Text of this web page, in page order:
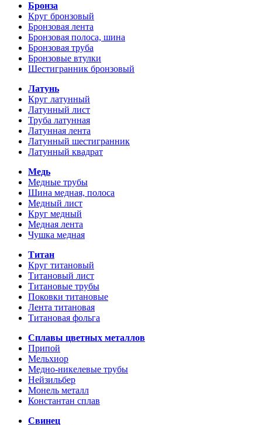
Бронза
Круг бронзовый
Бронзовая лента
Бронзовая полоса, шина
Бронзовая труба
Бронзовые втулки
Шестигранник бронзовый
Латунь
Круг латунный
Латунный лист
Труба латунная
Латунная лента
Латунный шестигранник
Латунный квадрат
Медь
Медные трубы
Шина медная, полоса
Медный лист
Круг медный
Медная лента
Чушка медная
Титан
Круг титановый
Титановый лист
Титановые трубы
Поковки титановые
Лента титановая
Титановая фольга
Сплавы цветных металлов
Припой
Мельхиор
Медно-никелевые трубы
Нейзильбер
Монель металл
Константан сплав
Свинец